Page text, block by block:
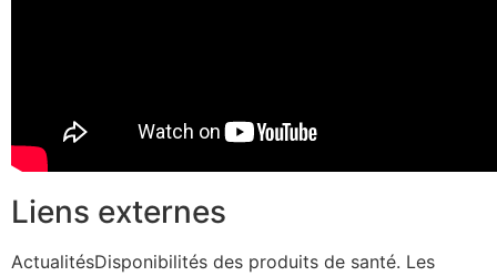
Liens externes
ActualitésDisponibilités des produits de santé. Les